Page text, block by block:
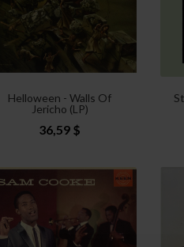
Helloween - Walls Of
Jericho (LP)
36,59 $